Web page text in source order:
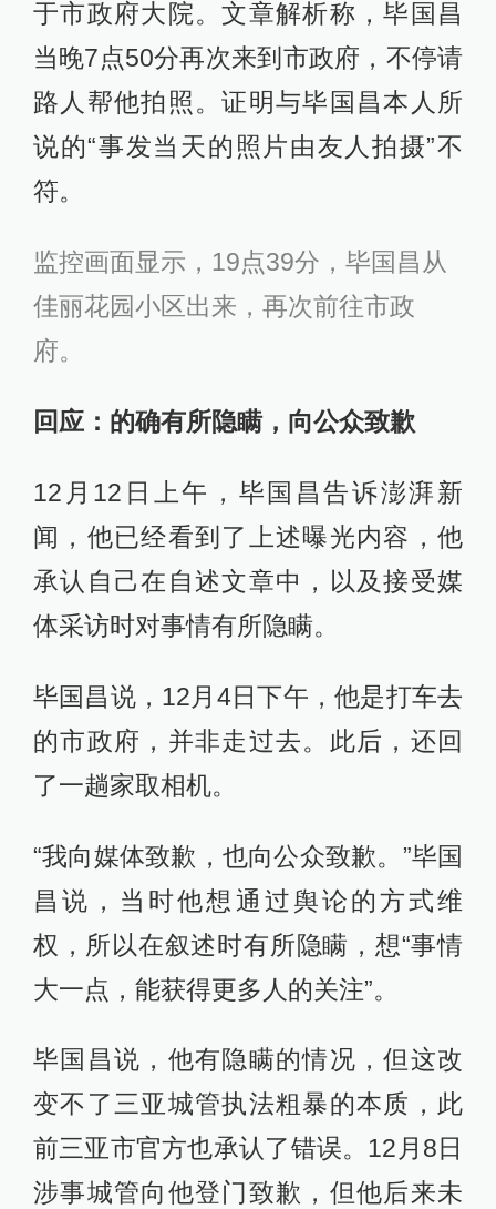
于市政府大院。文章解析称，毕国昌
当晚7点50分再次来到市政府，不停请
路人帮他拍照。证明与毕国昌本人所
说的“事发当天的照片由友人拍摄”不
符。
监控画面显示，19点39分，毕国昌从
佳丽花园小区出来，再次前往市政
府。
回应：的确有所隐瞒，向公众致歉
12月12日上午，毕国昌告诉澎湃新
闻，他已经看到了上述曝光内容，他
承认自己在自述文章中，以及接受媒
体采访时对事情有所隐瞒。
毕国昌说，12月4日下午，他是打车去
的市政府，并非走过去。此后，还回
了一趟家取相机。
“我向媒体致歉，也向公众致歉。”毕国
昌说，当时他想通过舆论的方式维
权，所以在叙述时有所隐瞒，想“事情
大一点，能获得更多人的关注”。
毕国昌说，他有隐瞒的情况，但这改
变不了三亚城管执法粗暴的本质，此
前三亚市官方也承认了错误。12月8日
涉事城管向他登门致歉，但他后来未